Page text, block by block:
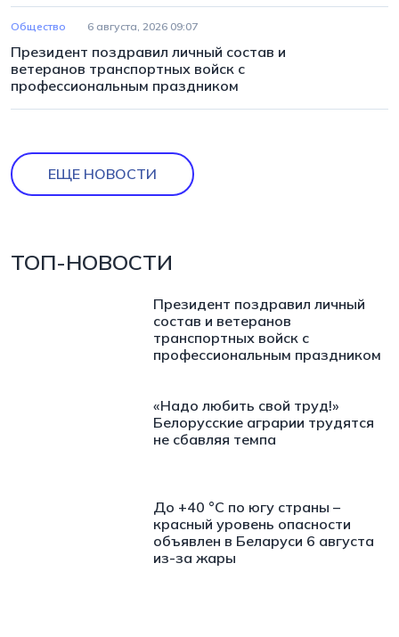
Общество 6 августа, 2026 09:07
Президент поздравил личный состав и
ветеранов транспортных войск с
профессиональным праздником
ЕЩЕ НОВОСТИ
ТОП-НОВОСТИ
Президент поздравил личный
состав и ветеранов
транспортных войск с
профессиональным праздником
«Надо любить свой труд!»
Белорусские аграрии трудятся
не сбавляя темпа
До +40 °С по югу страны –
красный уровень опасности
объявлен в Беларуси 6 августа
из-за жары